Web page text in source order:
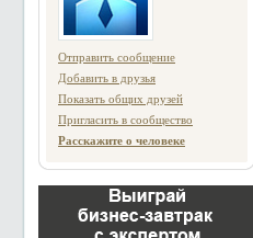
Отправить сообщение
Добавить в друзья
Показать общих друзей
Пригласить в сообщество
Расскажите о человеке